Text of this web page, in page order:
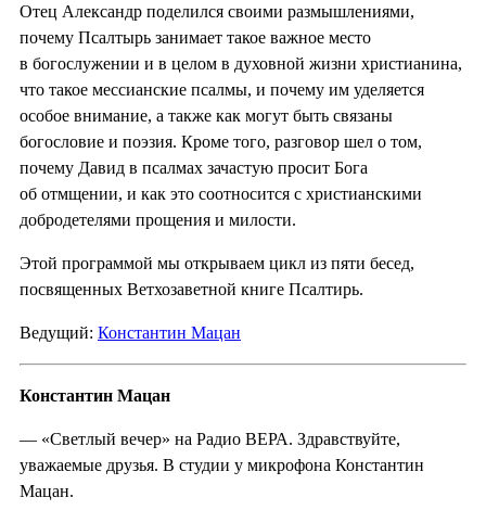
Отец Александр поделился своими размышлениями,
почему Псалтырь занимает такое важное место
в богослужении и в целом в духовной жизни христианина,
что такое мессианские псалмы, и почему им уделяется
особое внимание, а также как могут быть связаны
богословие и поэзия. Кроме того, разговор шел о том,
почему Давид в псалмах зачастую просит Бога
об отмщении, и как это соотносится с христианскими
добродетелями прощения и милости.
Этой программой мы открываем цикл из пяти бесед,
посвященных Ветхозаветной книге Псалтирь.
Ведущий: Константин Мацан
Константин Мацан
— «Светлый вечер» на Радио ВЕРА. Здравствуйте,
уважаемые друзья. В студии у микрофона Константин
Мацан.